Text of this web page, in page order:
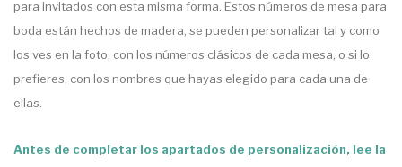
para invitados con esta misma forma. Estos números de mesa para
boda están hechos de madera, se pueden personalizar tal y como
los ves en la foto, con los números clásicos de cada mesa, o si lo
prefieres, con los nombres que hayas elegido para cada una de
ellas.
Antes de completar los apartados de personalización, lee la